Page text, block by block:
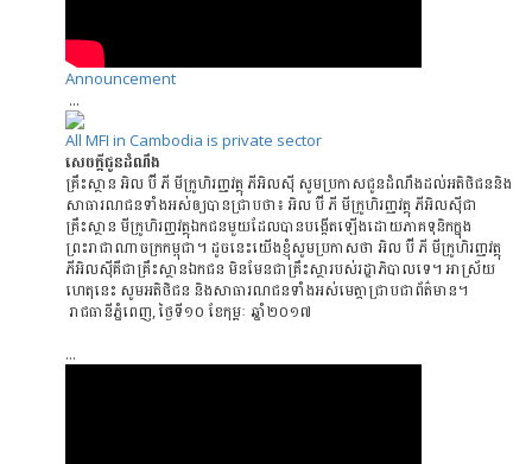
Announcement
...
All MFI in Cambodia is private sector
សេចក្តីជូនដំណឹង
គ្រឹះស្ថាន អិល ប៊ី ភី មីក្រូហិរញ្ញវត្ថុ ភីអិលសុី សូមប្រកាសជូនដំណឹងដល់អតិថិជននិង
សាធារណជនទាំងអស់ឲ្យបានជ្រាបថា៖ អិល ប៊ី ភី មីក្រូហិរញ្ញវត្ថុ ភីអិលសុីជា
គ្រឹះស្ថាន មីក្រូហិរញ្ញវត្ថុឯកជនមួយដែលបានបង្កើតឡើងដោយភាគទុនិកក្នុង
ព្រះរាជាណាចក្រកម្ពុជា។ ដូចនេះយើងខ្ញុំសូមប្រកាសថា អិល ប៊ី ភី មីក្រូហិរញ្ញវត្ថុ
ភីអិលសុីគឺជាគ្រឹះស្ថានឯកជន មិនមែនជាគ្រឹះស្ថារបស់រដ្ឋាភិបាលទេ។ អាស្រ័យ
ហេតុនេះ សូមអតិថិជន និងសាធារណជនទាំងអស់មេត្តាជ្រាបជាព័ត៌មាន។
រាជធានីភ្នំពេញ,​ ថ្ងៃទី១០ ខែកុម្ភៈ ឆ្នាំ២០១៧
...